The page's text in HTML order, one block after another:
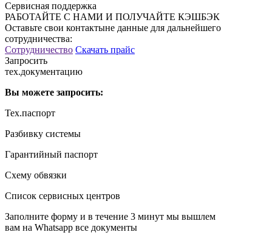
Сервисная поддержка
РАБОТАЙТЕ С НАМИ И ПОЛУЧАЙТЕ КЭШБЭК
Оставьте свои контактыне данные для дальнейшего
сотрудничества:
Сотрудничество Скачать прайс
Запросить
тех.документацию
Вы можете запросить:
Тех.паспорт
Разбивку системы
Гарантийный паспорт
Схему обвязки
Список сервисных центров
Заполните форму и в течение 3 минут мы вышлем
вам на Whatsapp все документы